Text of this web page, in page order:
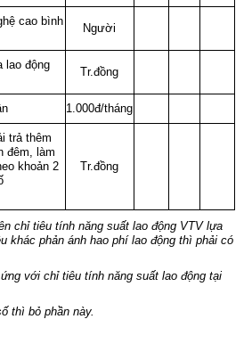
cao bình
Người
lao động
Tr.đồng
1.000đ/tháng
trả thêm
đêm, làm
khoản 2
Tr.đồng
chỉ tiêu tính năng suất lao động VTV lựa
khác phản ánh hao phí lao động thì phải có
với chỉ tiêu tính năng suất lao động tại
thì bỏ phần này.